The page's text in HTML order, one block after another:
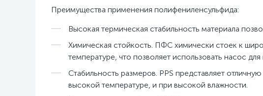
Преимущества применения полифениленсульфида:
Высокая термическая стабильность материала
Химическая стойкость. ПФС химически стоек к
температуре, что позволяет использовать насос
Стабильность размеров. PPS представляет
высокой температуре, и при высокой влажности.